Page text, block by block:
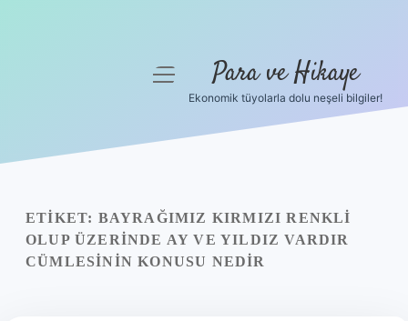
Yasal Uyarı
Hakkımızda
menüyü
Para ve Hikaye
Ekonomik tüyolarla dolu neşeli bilgiler!
ETIKET: BAYRAĞIMIZ KIRMIZI RENKLI
OLUP ÜZERINDE AY VE YILDIZ VARDIR
CÜMLESININ KONUSU NEDIR